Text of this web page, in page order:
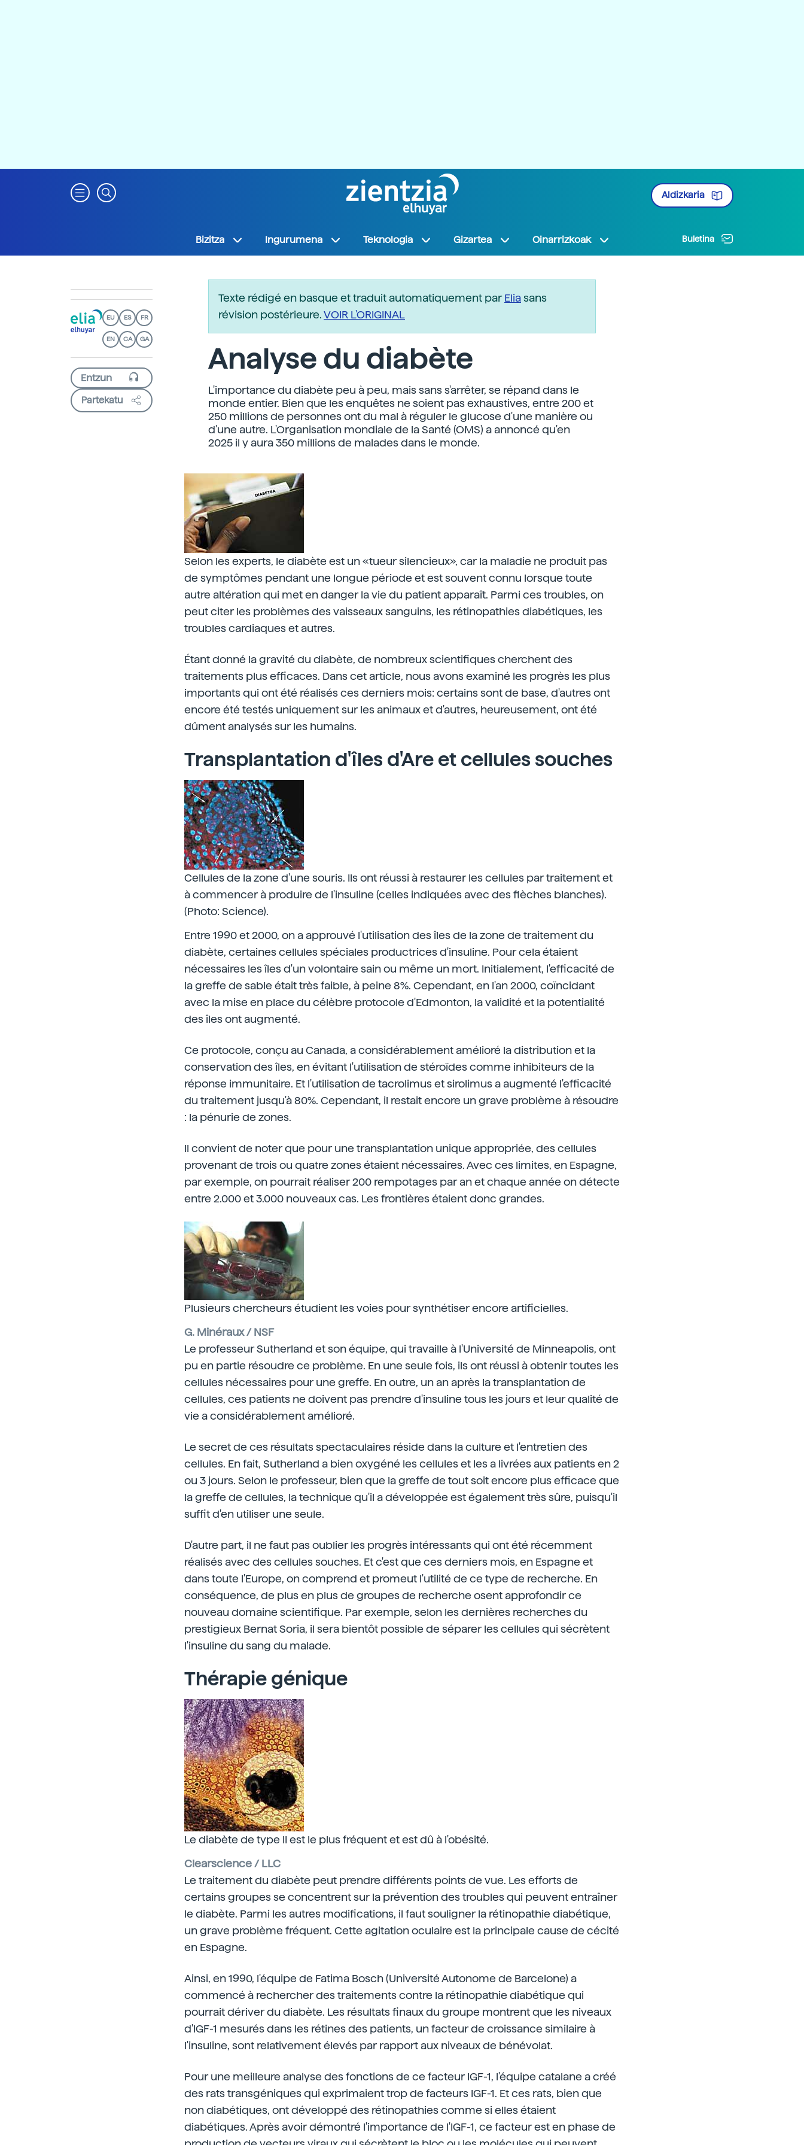
Aldizkaria
Bizitza Ingurumena Teknologia Gizartea Oinarrizkoak Buletina
EU ES FR
EN CA GA
Partekatu
Texte rédigé en basque et traduit automatiquement parEliasans
révision postérieure.VOIR L'ORIGINAL
Analyse du diabète
L'importance du diabète peu à peu, mais sans s'arrêter, se répand dans le
monde entier. Bien que les enquêtes ne soient pas exhaustives, entre 200 et
250 millions de personnes ont du mal à réguler le glucose d'une manière ou
d'une autre. L'Organisation mondiale de la Santé (OMS) a annoncé qu'en
2025 il y aura 350 millions de malades dans le monde.
Selon les experts, le diabète est un «tueur silencieux», car la maladie ne produit pas
de symptômes pendant une longue période et est souvent connu lorsque toute
autre altération qui met en danger la vie du patient apparaît. Parmi ces troubles, on
peut citer les problèmes des vaisseaux sanguins, les rétinopathies diabétiques, les
troubles cardiaques et autres.
Étant donné la gravité du diabète, de nombreux scientifiques cherchent des
traitements plus efficaces. Dans cet article, nous avons examiné les progrès les plus
importants qui ont été réalisés ces derniers mois: certains sont de base, d'autres ont
encore été testés uniquement sur les animaux et d'autres, heureusement, ont été
dûment analysés sur les humains.
Transplantation d'îles d'Are et cellules souches
Cellules de la zone d'une souris. Ils ont réussi à restaurer les cellules par traitement et
à commencer à produire de l'insuline (celles indiquées avec des flèches blanches).
(Photo: Science).
Entre 1990 et 2000, on a approuvé l'utilisation des îles de la zone de traitement du
diabète, certaines cellules spéciales productrices d'insuline. Pour cela étaient
nécessaires les îles d'un volontaire sain ou même un mort. Initialement, l'efficacité de
la greffe de sable était très faible, à peine 8%. Cependant, en l'an 2000, coïncidant
avec la mise en place du célèbre protocole d'Edmonton, la validité et la potentialité
des îles ont augmenté.
Ce protocole, conçu au Canada, a considérablement amélioré la distribution et la
conservation des îles, en évitant l'utilisation de stéroïdes comme inhibiteurs de la
réponse immunitaire. Et l'utilisation de tacrolimus et sirolimus a augmenté l'efficacité
du traitement jusqu'à 80%. Cependant, il restait encore un grave problème à résoudre
: la pénurie de zones.
Il convient de noter que pour une transplantation unique appropriée, des cellules
provenant de trois ou quatre zones étaient nécessaires. Avec ces limites, en Espagne,
par exemple, on pourrait réaliser 200 rempotages par an et chaque année on détecte
entre 2.000 et 3.000 nouveaux cas. Les frontières étaient donc grandes.
Plusieurs chercheurs étudient les voies pour synthétiser encore artificielles.
G. Minéraux / NSF
Le professeur Sutherland et son équipe, qui travaille à l'Université de Minneapolis, ont
pu en partie résoudre ce problème. En une seule fois, ils ont réussi à obtenir toutes les
cellules nécessaires pour une greffe. En outre, un an après la transplantation de
cellules, ces patients ne doivent pas prendre d'insuline tous les jours et leur qualité de
vie a considérablement amélioré.
Le secret de ces résultats spectaculaires réside dans la culture et l'entretien des
cellules. En fait, Sutherland a bien oxygéné les cellules et les a livrées aux patients en 2
ou 3 jours. Selon le professeur, bien que la greffe de tout soit encore plus efficace que
la greffe de cellules, la technique qu'il a développée est également très sûre, puisqu'il
suffit d'en utiliser une seule.
D'autre part, il ne faut pas oublier les progrès intéressants qui ont été récemment
réalisés avec des cellules souches. Et c'est que ces derniers mois, en Espagne et
dans toute l'Europe, on comprend et promeut l'utilité de ce type de recherche. En
conséquence, de plus en plus de groupes de recherche osent approfondir ce
nouveau domaine scientifique. Par exemple, selon les dernières recherches du
prestigieux Bernat Soria, il sera bientôt possible de séparer les cellules qui sécrètent
l'insuline du sang du malade.
Thérapie génique
Le diabète de type II est le plus fréquent et est dû à l'obésité.
Clearscience / LLC
Le traitement du diabète peut prendre différents points de vue. Les efforts de
certains groupes se concentrent sur la prévention des troubles qui peuvent entraîner
le diabète. Parmi les autres modifications, il faut souligner la rétinopathie diabétique,
un grave problème fréquent. Cette agitation oculaire est la principale cause de cécité
en Espagne.
Ainsi, en 1990, l'équipe de Fatima Bosch (Université Autonome de Barcelone) a
commencé à rechercher des traitements contre la rétinopathie diabétique qui
pourrait dériver du diabète. Les résultats finaux du groupe montrent que les niveaux
d'IGF-1 mesurés dans les rétines des patients, un facteur de croissance similaire à
l'insuline, sont relativement élevés par rapport aux niveaux de bénévolat.
Pour une meilleure analyse des fonctions de ce facteur IGF-1, l'équipe catalane a créé
des rats transgéniques qui exprimaient trop de facteurs IGF-1. Et ces rats, bien que
non diabétiques, ont développé des rétinopathies comme si elles étaient
diabétiques. Après avoir démontré l'importance de l'IGF-1, ce facteur est en phase de